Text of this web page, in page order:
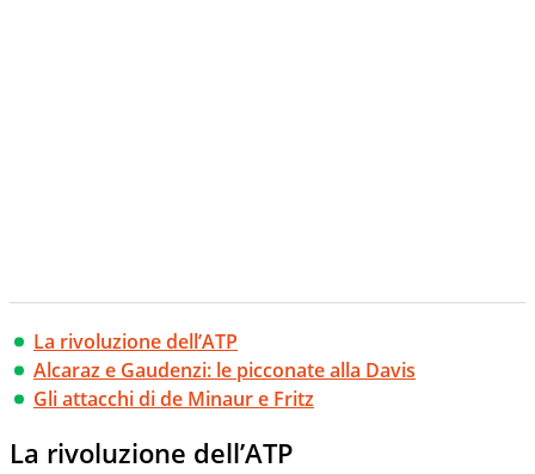
La rivoluzione dell’ATP
Alcaraz e Gaudenzi: le picconate alla Davis
Gli attacchi di de Minaur e Fritz
La rivoluzione dell’ATP